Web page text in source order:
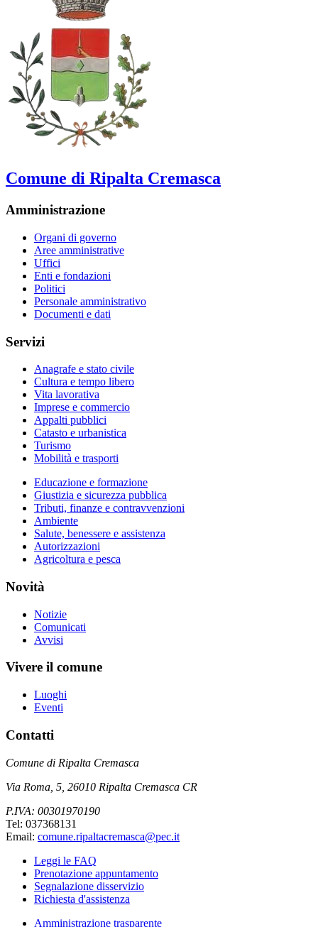
Comune di Ripalta Cremasca
Amministrazione
Organi di governo
Aree amministrative
Uffici
Enti e fondazioni
Politici
Personale amministrativo
Documenti e dati
Servizi
Anagrafe e stato civile
Cultura e tempo libero
Vita lavorativa
Imprese e commercio
Appalti pubblici
Catasto e urbanistica
Turismo
Mobilità e trasporti
Educazione e formazione
Giustizia e sicurezza pubblica
Tributi, finanze e contravvenzioni
Ambiente
Salute, benessere e assistenza
Autorizzazioni
Agricoltura e pesca
Novità
Notizie
Comunicati
Avvisi
Vivere il comune
Luoghi
Eventi
Contatti
Comune di Ripalta Cremasca
Via Roma, 5, 26010 Ripalta Cremasca CR
P.IVA: 00301970190
Tel: 037368131
Email: comune.ripaltacremasca@pec.it
Leggi le FAQ
Prenotazione appuntamento
Segnalazione disservizio
Richiesta d'assistenza
Amministrazione trasparente